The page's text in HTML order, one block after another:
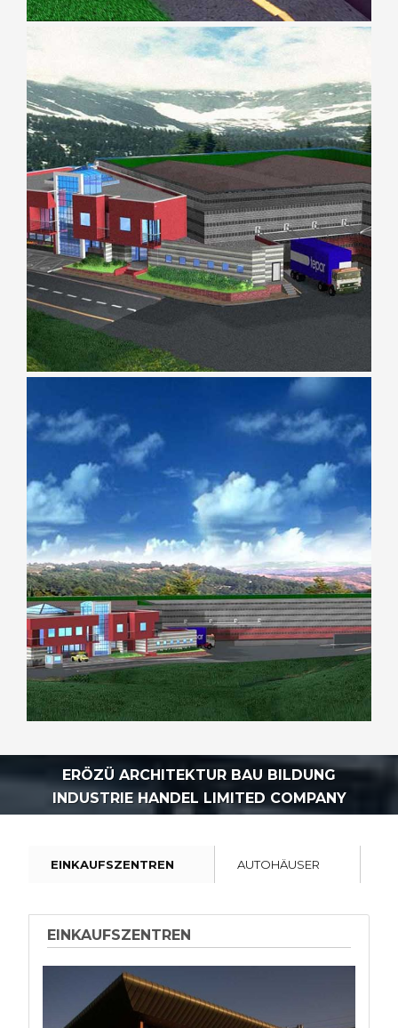
ERÖZÜ ARCHITEKTUR BAU BILDUNG
INDUSTRIE HANDEL LIMITED COMPANY
EINKAUFSZENTREN AUTOHÄUSER
EINKAUFSZENTREN